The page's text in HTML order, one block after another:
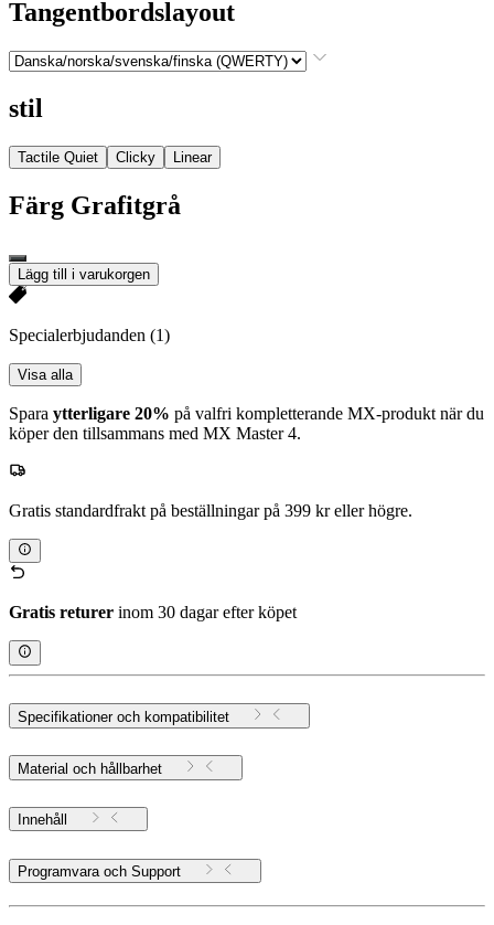
Tangentbordslayout
stil
Tactile Quiet Clicky Linear
Färg Grafitgrå
Lägg till i varukorgen
Specialerbjudanden (1)
Visa alla
Spara ytterligare 20% på valfri kompletterande MX-produkt när du
köper den tillsammans med MX Master 4.
Gratis standardfrakt på beställningar på 399 kr eller högre.
Gratis returer inom 30 dagar efter köpet
Specifikationer och kompatibilitet
Material och hållbarhet
Innehåll
Programvara och Support